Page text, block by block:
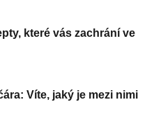
které vás zachrání ve
Víte, jaký je mezi nimi